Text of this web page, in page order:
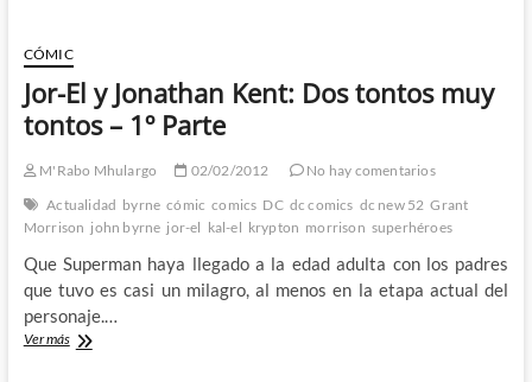
Jonathan
Kent:
Dos
tontos
muy
–
Parte
CÓMIC
Jor-El y Jonathan Kent: Dos tontos muy
tontos – 1º Parte
M'Rabo Mhulargo 02/02/2012
No hay comentarios
Actualidad byrne cómic comics DC dc comics dc new 52 Grant
Morrison john byrne jor-el kal-el krypton morrison superhéroes
Que Superman haya llegado a la edad adulta con los padres
que tuvo es casi un milagro, al menos en la etapa actual del
personaje.…
Ver másJor-